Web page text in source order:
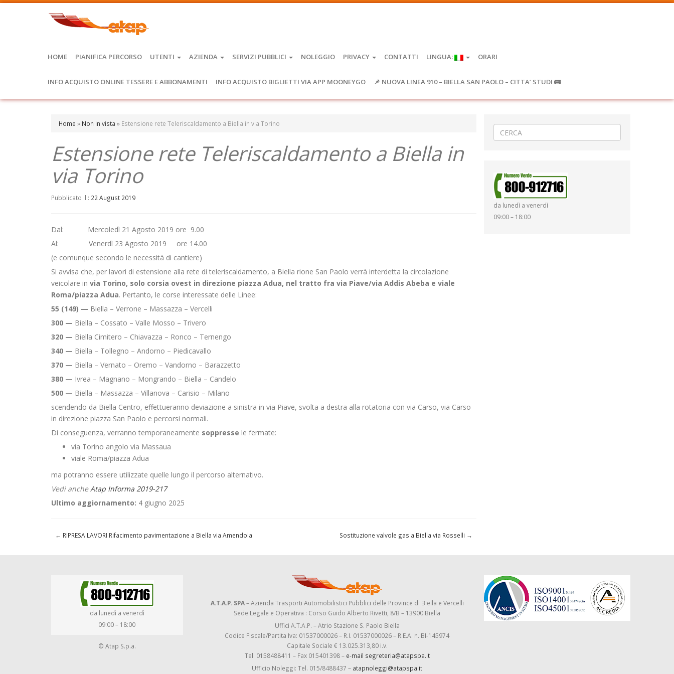
HOME PIANIFICA PERCORSO UTENTI AZIENDA SERVIZI PUBBLICI NOLEGGIO PRIVACY CONTATTI LINGUA: ORARI
INFO ACQUISTO ONLINE TESSERE E ABBONAMENTI INFO ACQUISTO BIGLIETTI VIA APP MOONEYGO 📌 NUOVA LINEA 910 – BIELLA SAN PAOLO – CITTA’ STUDI 🚌
Home » Non in vista » Estensione rete Teleriscaldamento a Biella in via Torino
Estensione rete Teleriscaldamento a Biella in
via Torino
Pubblicato il : 22 August 2019
Dal: Mercoledì 21 Agosto 2019 ore 9.00
Al: Venerdì 23 Agosto 2019 ore 14.00
(e comunque secondo le necessità di cantiere)
Si avvisa che, per lavori di estensione alla rete di teleriscaldamento, a Biella rione San Paolo verrà interdetta la circolazione
veicolare in via Torino, solo corsia ovest in direzione piazza Adua, nel tratto fra via Piave/via Addis Abeba e viale
Roma/piazza Adua. Pertanto, le corse interessate delle Linee:
55 (149) — Biella – Verrone – Massazza – Vercelli
300 — Biella – Cossato – Valle Mosso – Trivero
320 — Biella Cimitero – Chiavazza – Ronco – Ternengo
340 — Biella – Tollegno – Andorno – Piedicavallo
370 — Biella – Vernato – Oremo – Vandorno – Barazzetto
380 — Ivrea – Magnano – Mongrando – Biella – Candelo
500 — Biella – Massazza – Villanova – Carisio – Milano
scendendo da Biella Centro, effettueranno deviazione a sinistra in via Piave, svolta a destra alla rotatoria con via Carso, via Carso
in direzione piazza San Paolo e percorsi normali.
Di conseguenza, verranno temporaneamente soppresse le fermate:
via Torino angolo via Massaua
viale Roma/piazza Adua
ma potranno essere utilizzate quelle lungo il percorso alternativo.
Vedi ancheAtap Informa 2019-217
Ultimo aggiornamento: 4 giugno 2025
← RIPRESA LAVORI Rifacimento pavimentazione a Biella via Amendola Sostituzione valvole gas a Biella via Rosselli →
da lunedì a venerdì
09:00 – 18:00
da lunedì a venerdì
09:00 – 18:00
© Atap S.p.a.
A.T.A.P. SPA– Azienda Trasporti Automobilistici Pubblici delle Province di Biella e Vercelli
Sede Legale e Operativa : Corso Guido Alberto Rivetti, 8/B – 13900 Biella
Uffici A.T.A.P. – Atrio Stazione S. Paolo Biella
Codice Fiscale/Partita Iva: 01537000026 – R.I. 01537000026 – R.E.A. n. BI-145974
Capitale Sociale € 13.025.313,80 i.v.
Tel. 0158488411 – Fax 015401398 – e-mail segreteria@atapspa.it
Ufficio Noleggi: Tel. 015/8488437 – atapnoleggi@atapspa.it